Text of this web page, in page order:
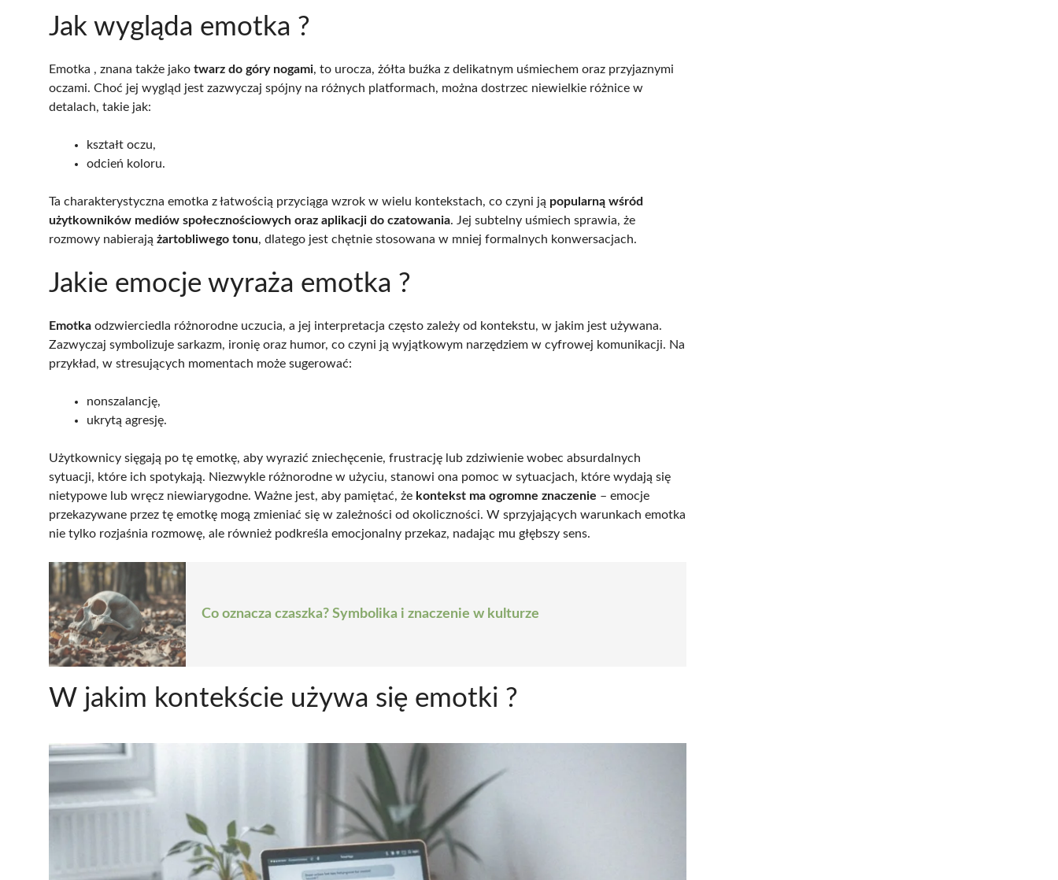
Jak wygląda emotka ?
Emotka , znana także jako twarz do góry nogami, to urocza, żółta buźka z delikatnym uśmiechem oraz przyjaznymi
oczami. Choć jej wygląd jest zazwyczaj spójny na różnych platformach, można dostrzec niewielkie różnice w
detalach, takie jak:
kształt oczu,
odcień koloru.
Ta charakterystyczna emotka z łatwością przyciąga wzrok w wielu kontekstach, co czyni ją popularną wśród
użytkowników mediów społecznościowych oraz aplikacji do czatowania. Jej subtelny uśmiech sprawia, że
rozmowy nabierają żartobliwego tonu, dlatego jest chętnie stosowana w mniej formalnych konwersacjach.
Jakie emocje wyraża emotka ?
Emotka odzwierciedla różnorodne uczucia, a jej interpretacja często zależy od kontekstu, w jakim jest używana.
Zazwyczaj symbolizuje sarkazm, ironię oraz humor, co czyni ją wyjątkowym narzędziem w cyfrowej komunikacji. Na
przykład, w stresujących momentach może sugerować:
nonszalancję,
ukrytą agresję.
Użytkownicy sięgają po tę emotkę, aby wyrazić zniechęcenie, frustrację lub zdziwienie wobec absurdalnych
sytuacji, które ich spotykają. Niezwykle różnorodne w użyciu, stanowi ona pomoc w sytuacjach, które wydają się
nietypowe lub wręcz niewiarygodne. Ważne jest, aby pamiętać, że kontekst ma ogromne znaczenie – emocje
przekazywane przez tę emotkę mogą zmieniać się w zależności od okoliczności. W sprzyjających warunkach emotka
nie tylko rozjaśnia rozmowę, ale również podkreśla emocjonalny przekaz, nadając mu głębszy sens.
Co oznacza czaszka? Symbolika i znaczenie w kulturze
W jakim kontekście używa się emotki ?